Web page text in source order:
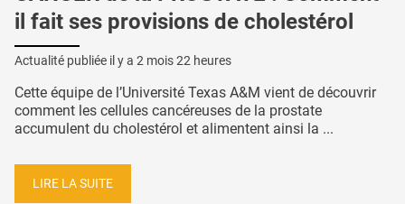
il fait ses provisions de cholestérol
Actualité publiée il y a 2 mois 22 heures
Cette équipe de l’Université Texas A&M vient de découvrir
comment les cellules cancéreuses de la prostate
accumulent du cholestérol et alimentent ainsi la ...
LIRE LA SUITE